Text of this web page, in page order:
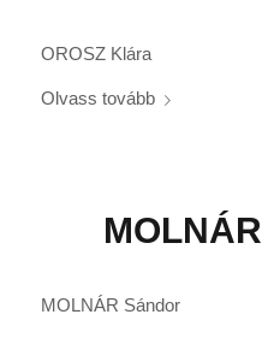
OROSZ Klára
Olvass tovább
MOLNÁR Sándor